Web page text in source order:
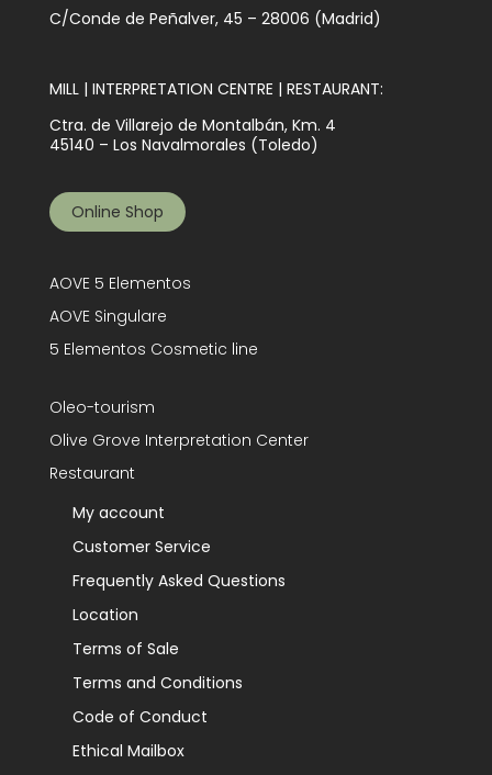
C/Conde de Peñalver, 45 – 28006 (Madrid)
MILL | INTERPRETATION CENTRE | RESTAURANT:
Ctra. de Villarejo de Montalbán, Km. 4
45140 – Los Navalmorales (Toledo)
Online Shop
AOVE 5 Elementos
AOVE Singulare
5 Elementos Cosmetic line
Oleo-tourism
Olive Grove Interpretation Center
Restaurant
My account
Customer Service
Frequently Asked Questions
Location
Terms of Sale
Terms and Conditions
Code of Conduct
Ethical Mailbox